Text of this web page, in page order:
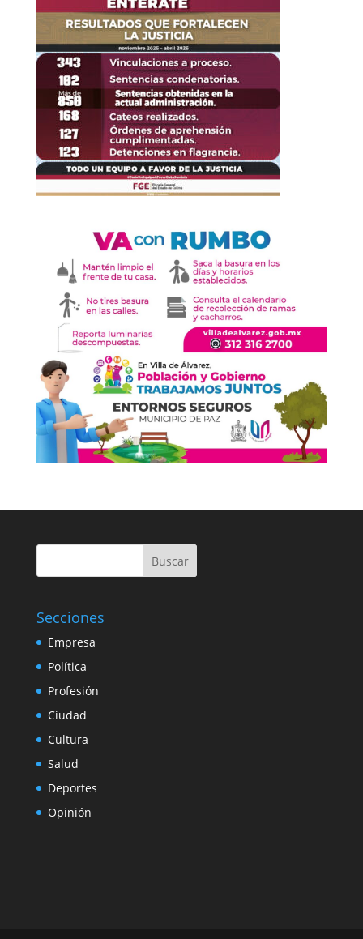
Buscar
Secciones
Empresa
Política
Profesión
Ciudad
Cultura
Salud
Deportes
Opinión